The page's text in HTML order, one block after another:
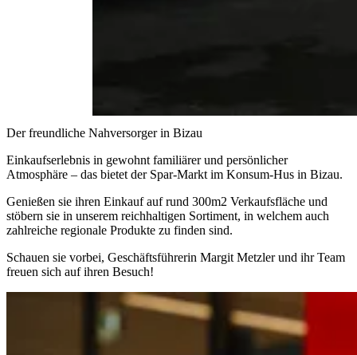
Der freundliche Nahversorger in Bizau
Einkaufserlebnis in gewohnt familiärer und persönlicher
Atmosphäre – das bietet der Spar-Markt im Konsum-Hus in Bizau.
Genießen sie ihren Einkauf auf rund 300m2 Verkaufsfläche und
stöbern sie in unserem reichhaltigen Sortiment, in welchem auch
zahlreiche regionale Produkte zu finden sind.
Schauen sie vorbei, Geschäftsführerin Margit Metzler und ihr Team
freuen sich auf ihren Besuch!